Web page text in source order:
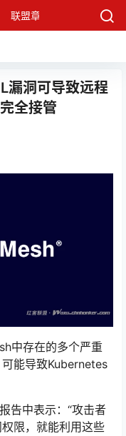
联盟章程 联盟架构
漏洞可导致远程
全接管
中存在的多个严重
能导致Kubernetes
告中表示：“攻击者
限，就能利用这些